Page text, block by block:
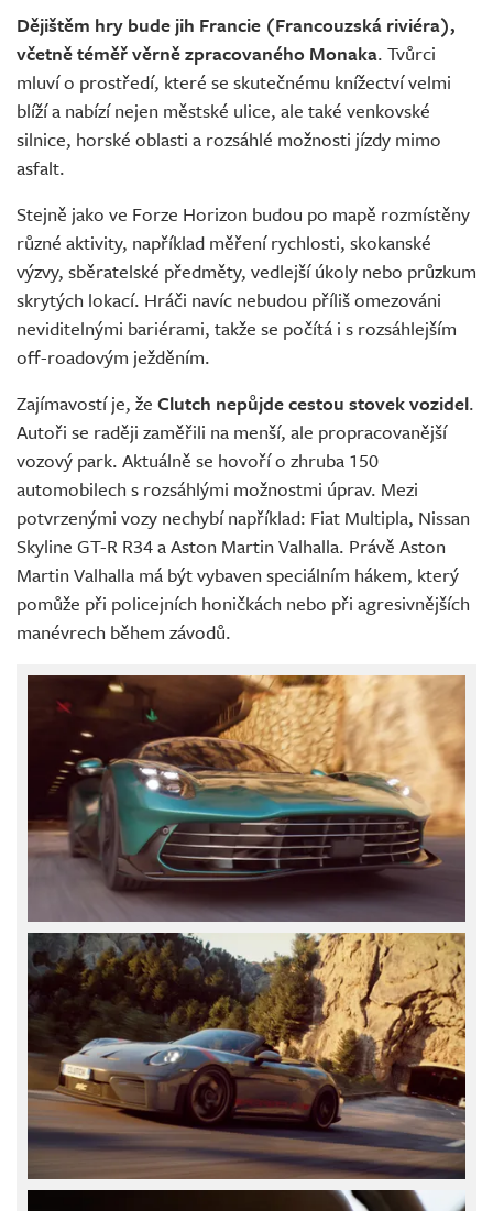
Dějištěm hry bude jih Francie (Francouzská riviéra),
včetně téměř věrně zpracovaného Monaka. Tvůrci
mluví o prostředí, které se skutečnému knížectví velmi
blíží a nabízí nejen městské ulice, ale také venkovské
silnice, horské oblasti a rozsáhlé možnosti jízdy mimo
asfalt.
Stejně jako ve Forze Horizon budou po mapě rozmístěny
různé aktivity, například měření rychlosti, skokanské
výzvy, sběratelské předměty, vedlejší úkoly nebo průzkum
skrytých lokací. Hráči navíc nebudou příliš omezováni
neviditelnými bariérami, takže se počítá i s rozsáhlejším
off-roadovým ježděním.
Zajímavostí je, že Clutch nepůjde cestou stovek vozidel.
Autoři se raději zaměřili na menší, ale propracovanější
vozový park. Aktuálně se hovoří o zhruba 150
automobilech s rozsáhlými možnostmi úprav. Mezi
potvrzenými vozy nechybí například: Fiat Multipla, Nissan
Skyline GT-R R34 a Aston Martin Valhalla. Právě Aston
Martin Valhalla má být vybaven speciálním hákem, který
pomůže při policejních honičkách nebo při agresivnějších
manévrech během závodů.